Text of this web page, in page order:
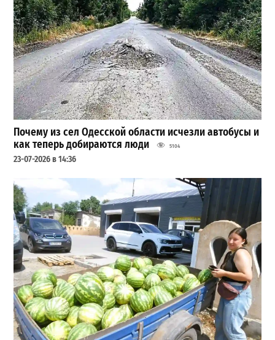
Почему из сел Одесской области исчезли автобусы и
как теперь добираются люди
5104
23-07-2026 в 14:36